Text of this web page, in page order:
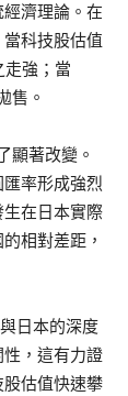
濟理論。在
科技股估值
強；當
售。
顯著改變。
率形成強烈
在日本實際
相對差距，
日本的深度
，這有力證
估值快速攀